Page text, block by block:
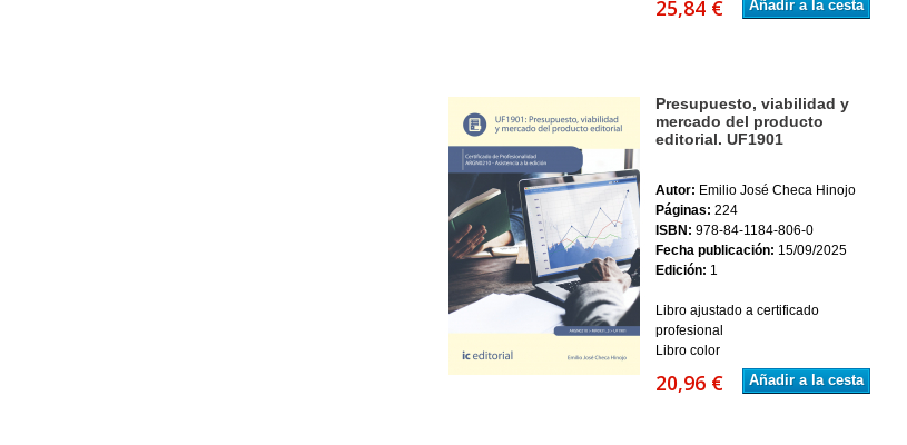
25,84 € Añadir a la cesta
Presupuesto, viabilidad y
mercado del producto
editorial. UF1901
Autor: Emilio José Checa Hinojo
Páginas: 224
ISBN: 978-84-1184-806-0
Fecha publicación: 15/09/2025
Edición: 1
Libro ajustado a certificado
profesional
Libro color
20,96 € Añadir a la cesta